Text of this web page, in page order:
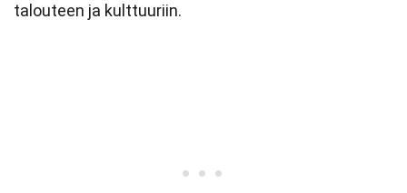
talouteen ja kulttuuriin.